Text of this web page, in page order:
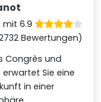
mit 6.9
Bewertungen)
Congrès und
Sie eine
in einer